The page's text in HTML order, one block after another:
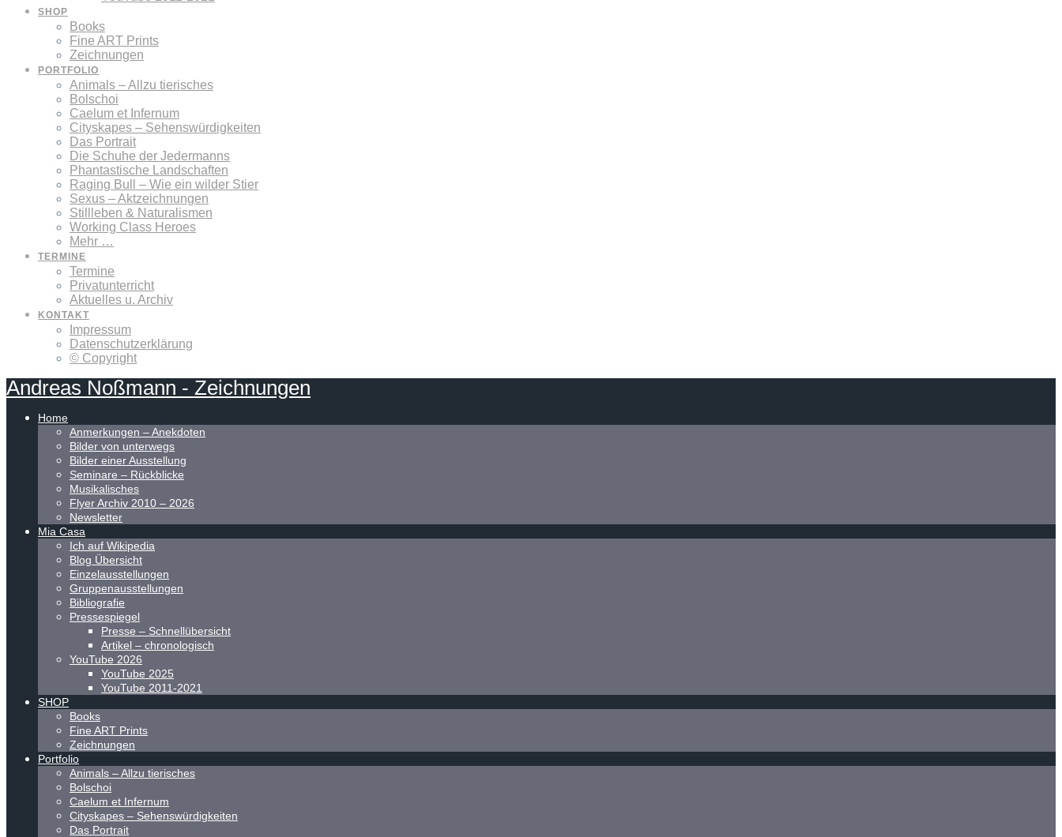
SHOP
Books
Fine ART Prints
Zeichnungen
PORTFOLIO
Animals – Allzu tierisches
Bolschoi
Caelum et Infernum
Cityskapes – Sehenswürdigkeiten
Das Portrait
Die Schuhe der Jedermanns
Phantastische Landschaften
Raging Bull – Wie ein wilder Stier
Sexus – Aktzeichnungen
Stillleben & Naturalismen
Working Class Heroes
Mehr …
TERMINE
Termine
Privatunterricht
Aktuelles u. Archiv
KONTAKT
Impressum
Datenschutzerklärung
© Copyright
Andreas Noßmann - Zeichnungen
Home
Anmerkungen – Anekdoten
Bilder von unterwegs
Bilder einer Ausstellung
Seminare – Rückblicke
Musikalisches
Flyer Archiv 2010 – 2026
Newsletter
Mia Casa
Ich auf Wikipedia
Blog Übersicht
Einzelausstellungen
Gruppenausstellungen
Bibliografie
Pressespiegel
Presse – Schnellübersicht
Artikel – chronologisch
YouTube 2026
YouTube 2025
YouTube 2011-2021
SHOP
Books
Fine ART Prints
Zeichnungen
Portfolio
Animals – Allzu tierisches
Bolschoi
Caelum et Infernum
Cityskapes – Sehenswürdigkeiten
Das Portrait